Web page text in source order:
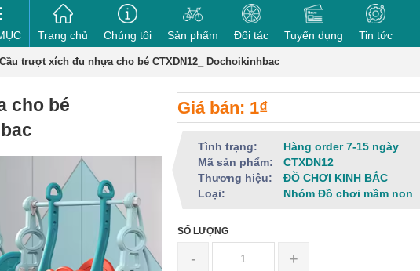
Trang chủ Chúng tôi Sản phẩm Đối tác Tuyển dụng Tin tức
Cầu trượt xích đu nhựa cho bé CTXDN12_ Dochoikinhbac
cho bé
Giá bán: 1₫
Tình trạng:
Hàng order 7-15 ngày
Mã sản phẩm:
CTXDN12
Thương hiệu:
ĐỒ CHƠI KINH BẮC
Loại:
Nhóm Đồ chơi mầm non
SỐ LƯỢNG
- +